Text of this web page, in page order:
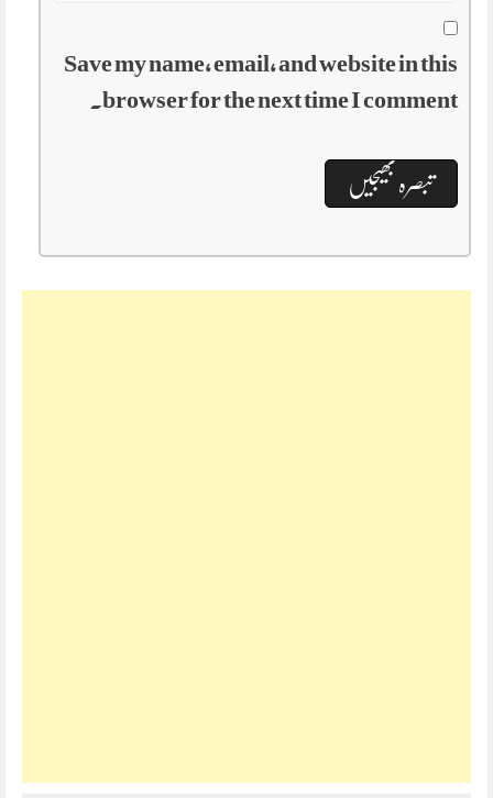
Save my name, email, and website in this
browser for the next time I comment.